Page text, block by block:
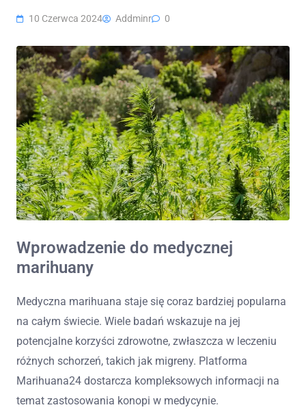
10 Czerwca 2024 Addminr 0
Wprowadzenie do medycznej
marihuany
Medyczna marihuana staje się coraz bardziej popularna
na całym świecie. Wiele badań wskazuje na jej
potencjalne korzyści zdrowotne, zwłaszcza w leczeniu
różnych schorzeń, takich jak migreny. Platforma
Marihuana24 dostarcza kompleksowych informacji na
temat zastosowania konopi w medycynie.